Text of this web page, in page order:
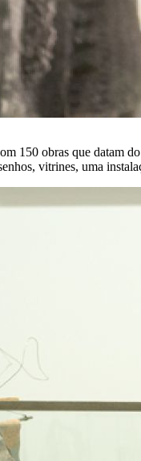
150 obras que datam
vitrines, uma